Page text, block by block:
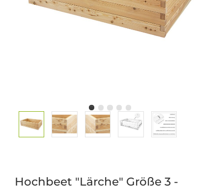
Hochbeet "Lärche" Größe 3 -